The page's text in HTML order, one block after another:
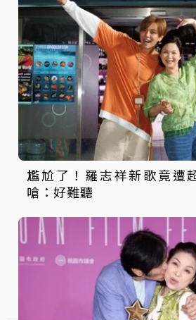
尷尬了！羅志祥新歌竟遭
嗆：好難聽